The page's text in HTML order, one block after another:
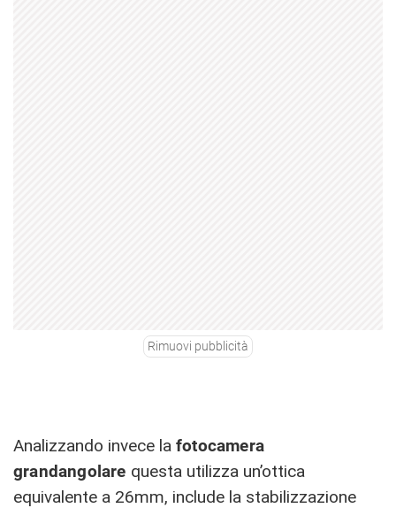
Rimuovi pubblicità
Analizzando invece la fotocamera
grandangolare questa utilizza un’ottica
equivalente a 26mm, include la stabilizzazione